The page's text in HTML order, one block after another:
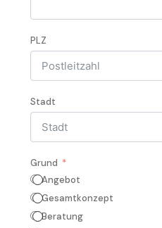
PLZ
Stadt
Grund
Angebot
Gesamtkonzept
Beratung